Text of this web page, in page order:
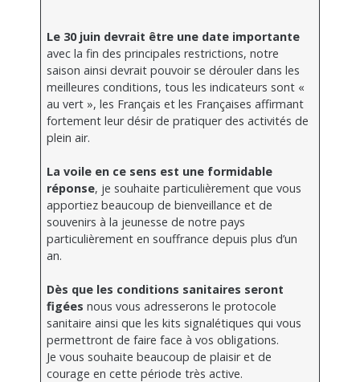
Le 30 juin devrait être une date importante
avec la fin des principales restrictions, notre
saison ainsi devrait pouvoir se dérouler dans les
meilleures conditions, tous les indicateurs sont «
au vert », les Français et les Françaises affirmant
fortement leur désir de pratiquer des activités de
plein air.
La voile en ce sens est une formidable
réponse, je souhaite particulièrement que vous
apportiez beaucoup de bienveillance et de
souvenirs à la jeunesse de notre pays
particulièrement en souffrance depuis plus d’un
an.
Dès que les conditions sanitaires seront
figées nous vous adresserons le protocole
sanitaire ainsi que les kits signalétiques qui vous
permettront de faire face à vos obligations.
Je vous souhaite beaucoup de plaisir et de
courage en cette période très active.